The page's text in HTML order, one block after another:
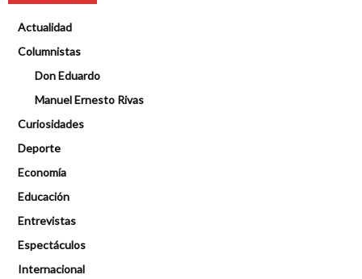
Actualidad
Columnistas
Don Eduardo
Manuel Ernesto Rivas
Curiosidades
Deporte
Economía
Educación
Entrevistas
Espectáculos
Internacional